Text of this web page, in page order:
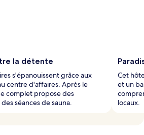
la détente
s'épanouissent grâce aux
centre d'affaires. Après le
complet propose des
séances de sauna.
Cet
et un
locaux.